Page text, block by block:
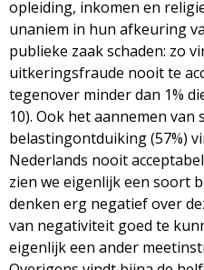
opleiding, inkomen en
unaniem in hun afkeuring
publieke zaak schaden: zo
uitkeringsfraude nooit te
tegenover minder dan 1%
10). Ook het aannemen van
belastingontduiking (57%)
Nederlands nooit
zien we eigenlijk een soort
denken erg negatief over
van negativiteit goed te
eigenlijk een ander